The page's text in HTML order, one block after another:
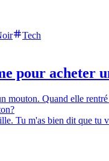
Tech
pour acheter
mouton. Quand elle
Tu m'as bien dit que tu